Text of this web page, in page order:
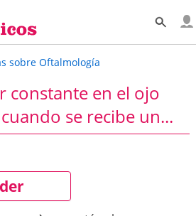
sobre Oftalmología
constante en el ojo
se recibe un...